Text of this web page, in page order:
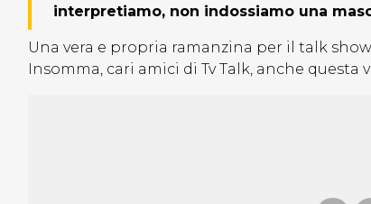
interpretiamo, non indossiamo una
Una vera e propria ramanzina per il talk
Insomma, cari amici di Tv Talk, anche questa